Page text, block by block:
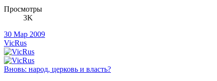
Просмотры
3K
30 Мар 2009
VicRus
Вновь: народ, церковь и власть?